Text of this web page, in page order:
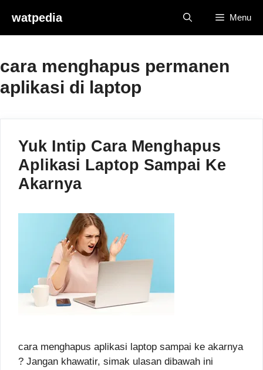
content
watpedia Menu
cara menghapus permanen
aplikasi di laptop
Yuk Intip Cara Menghapus
Aplikasi Laptop Sampai Ke
Akarnya
cara menghapus aplikasi laptop sampai ke akarnya
? Jangan khawatir, simak ulasan dibawah ini